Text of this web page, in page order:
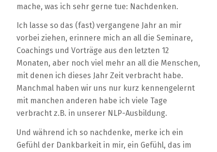
mache, was ich sehr gerne tue: Nachdenken.
Ich lasse so das (fast) vergangene Jahr an mir
vorbei ziehen, erinnere mich an all die Seminare,
Coachings und Vorträge aus den letzten 12
Monaten, aber noch viel mehr an all die Menschen,
mit denen ich dieses Jahr Zeit verbracht habe.
Manchmal haben wir uns nur kurz kennengelernt
mit manchen anderen habe ich viele Tage
verbracht z.B. in unserer NLP-Ausbildung.
Und während ich so nachdenke, merke ich ein
Gefühl der Dankbarkeit in mir, ein Gefühl, das im